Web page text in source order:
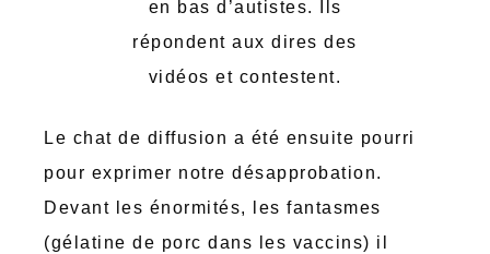
en bas d’autistes. Ils
répondent aux dires des
vidéos et contestent.
Le chat de diffusion a été ensuite pourri
pour exprimer notre désapprobation.
Devant les énormités, les fantasmes
(gélatine de porc dans les vaccins) il